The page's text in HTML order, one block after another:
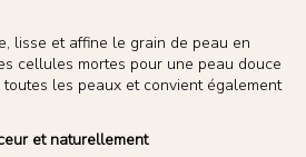
lisse et affine le grain de peau en
cellules mortes pour une peau douce
les peaux et convient également
et naturellement